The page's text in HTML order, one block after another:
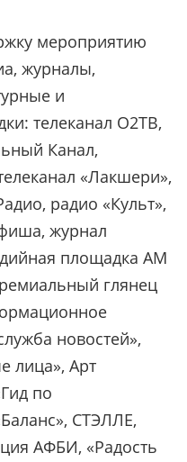
мероприятию
журналы,
и
телеканал О2ТВ,
Канал,
«Лакшери»,
радио «Культ»,
журнал
площадка АМ
глянец
новостей»,
лица», Арт
по
СТЭЛЛЕ,
АФБИ, «Радость